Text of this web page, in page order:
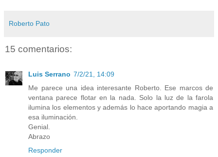
Roberto Pato
15 comentarios:
Luis Serrano 7/2/21, 14:09
Me parece una idea interesante Roberto. Ese marcos de
ventana parece flotar en la nada. Solo la luz de la farola
ilumina los elementos y además lo hace aportando magia a
esa iluminación.
Genial.
Abrazo
Responder